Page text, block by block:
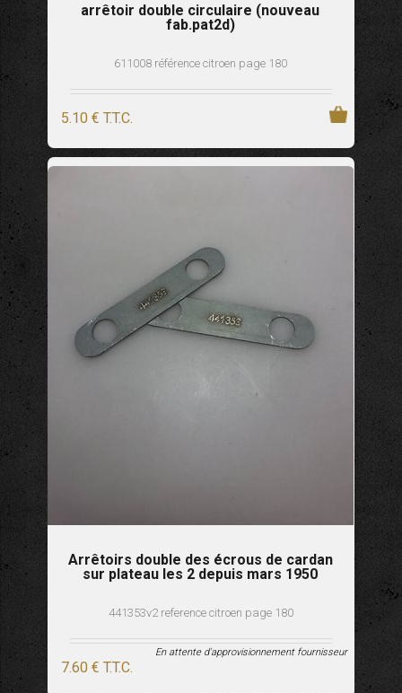
arrêtoir double circulaire (nouveau
fab.pat2d)
611008 référence citroen page 180
5.10 € T.T.C.
Arrêtoirs double des écrous de cardan
sur plateau les 2 depuis mars 1950
441353v2 reference citroen page 180
7.60 € T.T.C.
En attente d'approvisionnement fournisseur